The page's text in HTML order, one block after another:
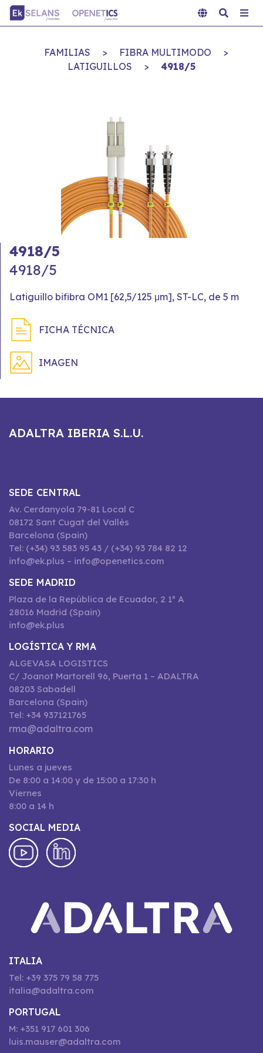
FAMILIAS > FIBRA MULTIMODO
>
LATIGUILLOS
> 4918/5
4918/5
4918/5
Latiguillo bifibra OM1 [62,5/125 μm], ST-LC, de 5 m
FICHA TÉCNICA
IMAGEN
ADALTRA IBERIA S.L.U.
SEDE CENTRAL
Av. Cerdanyola 79-81 Local C
08172 Sant Cugat del Vallès
Barcelona (Spain)
Tel: (+34) 93 583 95 43 / (+34) 93 784 82 12
info@ek.plus – info@openetics.com
SEDE MADRID
Plaza de la República de Ecuador, 2 1º A
28016 Madrid (Spain)
info@ek.plus
LOGÍSTICA Y RMA
ALGEVASA LOGISTICS
C/ Joanot Martorell 96, Puerta 1 – ADALTRA
08203 Sabadell
Barcelona (Spain)
Tel: +34 937121765
rma@adaltra.com
HORARIO
Lunes a jueves
De 8:00 a 14:00 y de 15:00 a 17:30 h
Viernes
8:00 a 14 h
SOCIAL MEDIA
ITALIA
Tel: +39 375 79 58 775
italia@adaltra.com
PORTUGAL
M: +351 917 601 306
luis.mauser@adaltra.com